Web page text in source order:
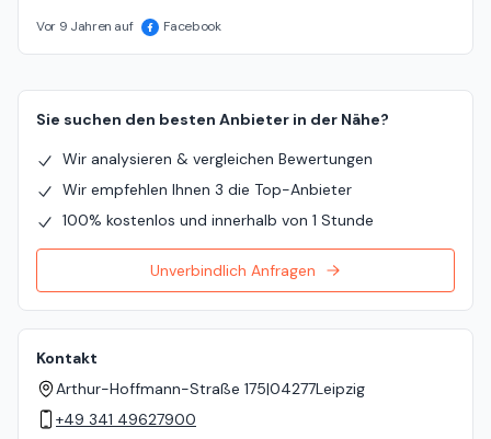
Vor 9 Jahren auf Facebook
Sie suchen den besten Anbieter in der Nähe?
Wir analysieren & vergleichen Bewertungen
Wir empfehlen Ihnen 3 die Top-Anbieter
100% kostenlos und innerhalb von 1 Stunde
Unverbindlich Anfragen
Kontakt
Arthur-Hoffmann-Straße 175|04277Leipzig
+49 341 49627900